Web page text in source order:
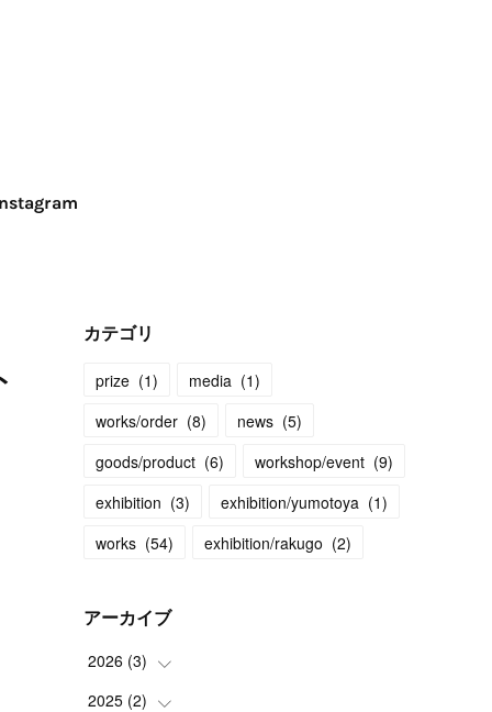
カテゴリ
prize (1) media (1)
works/order (8) news (5)
goods/product (6) workshop/event (9)
exhibition (3) exhibition/yumotoya (1)
works (54) exhibition/rakugo (2)
アーカイブ
2026 (3)
(2
2025 (2)